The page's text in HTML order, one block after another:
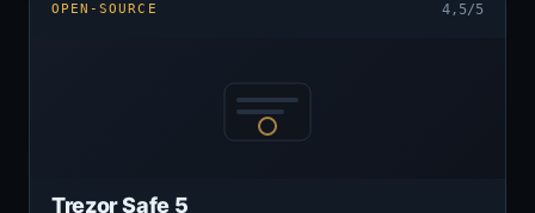
OPEN-SOURCE 4,5/5
Trezor Safe 5